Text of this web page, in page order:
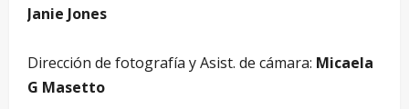
Janie Jones
Dirección de fotografía y Asist. de cámara: Micaela
G Masetto